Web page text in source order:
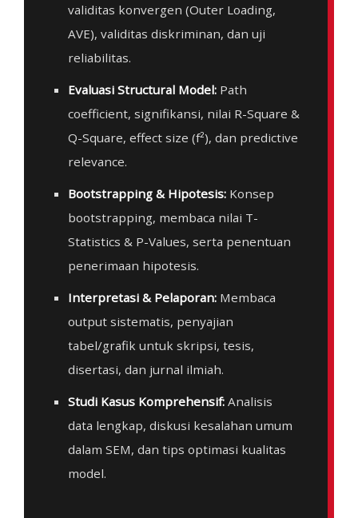
validitas konvergen (Outer Loading,
AVE), validitas diskriminan, dan uji
reliabilitas.
Evaluasi Structural Model: Path
coefficient, signifikansi, nilai R-Square &
Q-Square, effect size (f²), dan predictive
relevance.
Bootstrapping & Hipotesis: Konsep
bootstrapping, membaca nilai T-
Statistics & P-Values, serta penentuan
penerimaan hipotesis.
Interpretasi & Pelaporan: Membaca
output sistematis, penyajian
tabel/grafik untuk skripsi, tesis,
disertasi, dan jurnal ilmiah.
Studi Kasus Komprehensif: Analisis
data lengkap, diskusi kesalahan umum
dalam SEM, dan tips optimasi kualitas
model.